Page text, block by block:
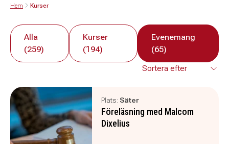
Hem Kurser
Alla
(259)
Kurser
(194)
Evenemang
(65)
Plats: Säter
Föreläsning med Malcom
Dixelius